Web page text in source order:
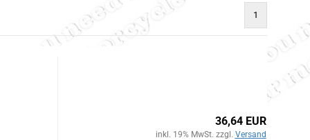
1
36,64 EUR
inkl. 19% MwSt. zzgl. Versand